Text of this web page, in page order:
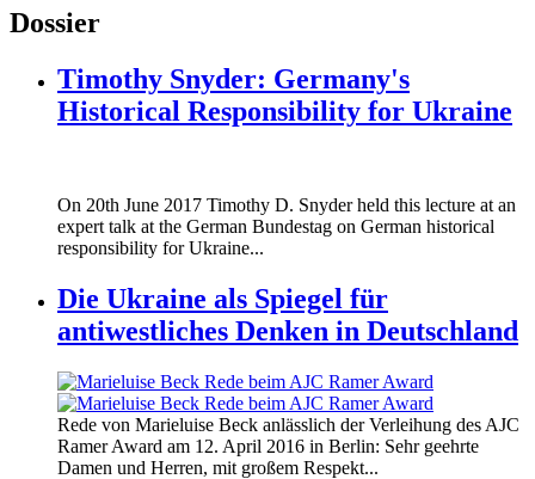
Dossier
Timothy Snyder: Germany's
Historical Responsibility for Ukraine
On 20th June 2017 Timothy D. Snyder held this lecture at an
expert talk at the German Bundestag on German historical
responsibility for Ukraine...
Die Ukraine als Spiegel für
antiwestliches Denken in Deutschland
160412_ramer_award.jpg
160412_ramer_award.jpg
Rede von Marieluise Beck anlässlich der Verleihung des AJC
Ramer Award am 12. April 2016 in Berlin: Sehr geehrte
Damen und Herren, mit großem Respekt...